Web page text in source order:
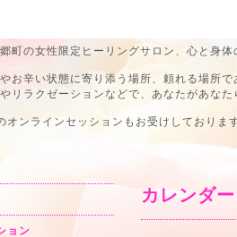
町の女性限定ヒーリングサロン、心と身
お辛い状態に寄り添う場所、頼れる場所で
リラクゼーションなどで、あなたがあな
ンラインセッションもお受けしております
カレンダー
ョン